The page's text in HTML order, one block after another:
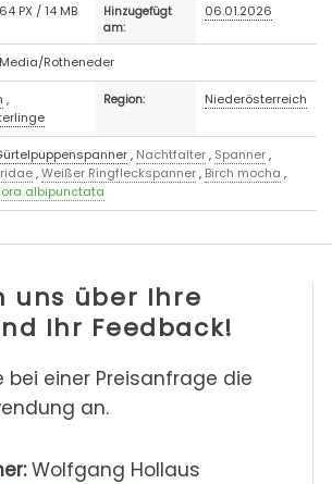
PX / 14 MB
Hinzugefügt
am:
06.01.2026
Rotheneder
,
Region: Niederösterreich
, Nachtfalter, Spanner,
,Weißer Ringfleckspanner, Birch mocha ,
albipunctata
uns über Ihre
Ihr Feedback!
bei einer Preisanfrage die
an.
Wolfgang Hollaus